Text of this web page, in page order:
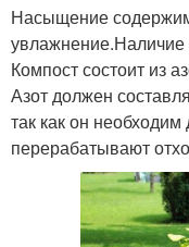
Насыщение
Компост состоит из
Азот должен
так как он
перерабатывают